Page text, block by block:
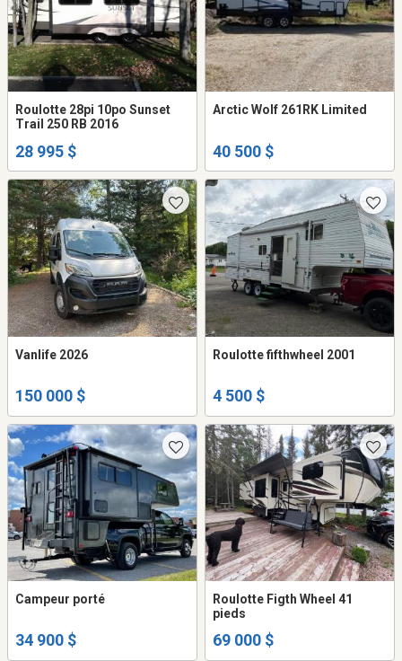
Roulotte 28pi 10po Sunset
Trail 250 RB 2016
28 995 $
Arctic Wolf 261RK Limited
40 500 $
Vanlife 2026
150 000 $
Roulotte fifthwheel 2001
4 500 $
Campeur porté
34 900 $
Roulotte Figth Wheel 41
pieds
69 000 $